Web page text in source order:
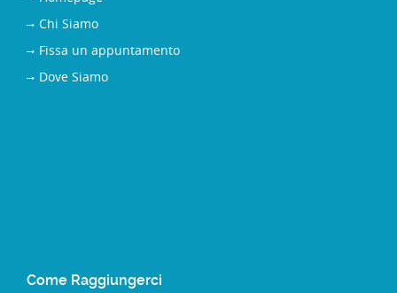
Chi Siamo
Fissa un appuntamento
Dove Siamo
Come Raggiungerci